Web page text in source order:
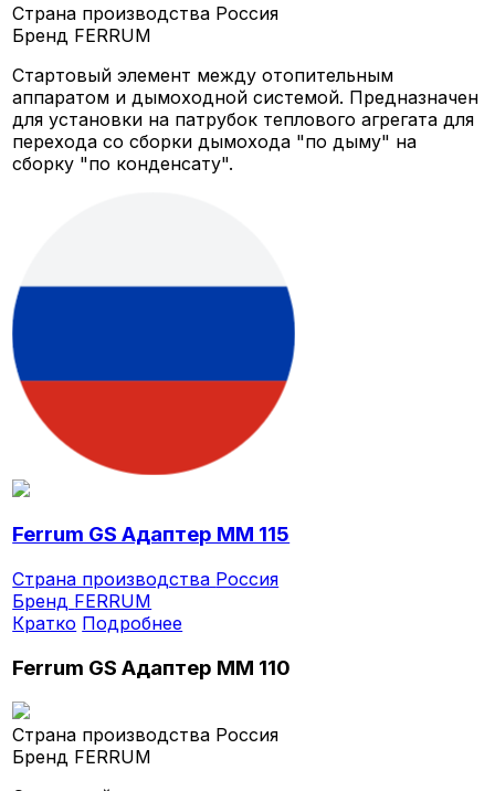
Страна производства Россия
Бренд FERRUM
Стартовый элемент между отопительным
аппаратом и дымоходной системой. Предназначен
для установки на патрубок теплового агрегата для
перехода со сборки дымохода "по дыму" на
сборку "по конденсату".
Ferrum GS Адаптер ММ 115
Страна производства Россия
Бренд FERRUM
Кратко Подробнее
Ferrum GS Адаптер ММ 110
Страна производства Россия
Бренд FERRUM